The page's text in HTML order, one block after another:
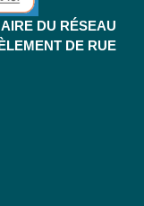
DU RÉSEAU
DE RUE